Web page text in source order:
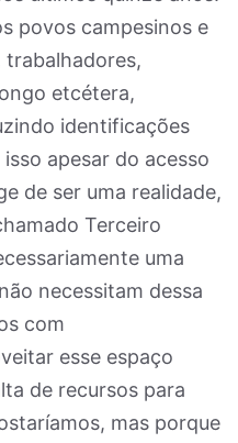
povos campesinos e
trabalhadores,
etcétera,
identificações
apesar do acesso
de ser uma realidade,
Terceiro
uma
necessitam dessa
com
esse espaço
de recursos para
mas porque